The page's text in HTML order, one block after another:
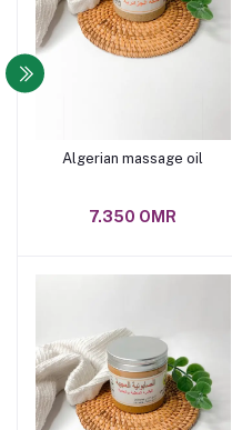
Algerian massage oil
7.350 OMR